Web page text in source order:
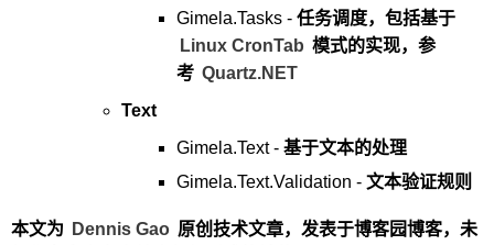
Gimela.Tasks - 任务调度，包括基于
Linux CronTab 模式的实现，参
考 Quartz.NET
Text
Gimela.Text - 基于文本的处理
Gimela.Text.Validation - 文本验证规则
本文为 Dennis Gao 原创技术文章，发表于博客园博客，未